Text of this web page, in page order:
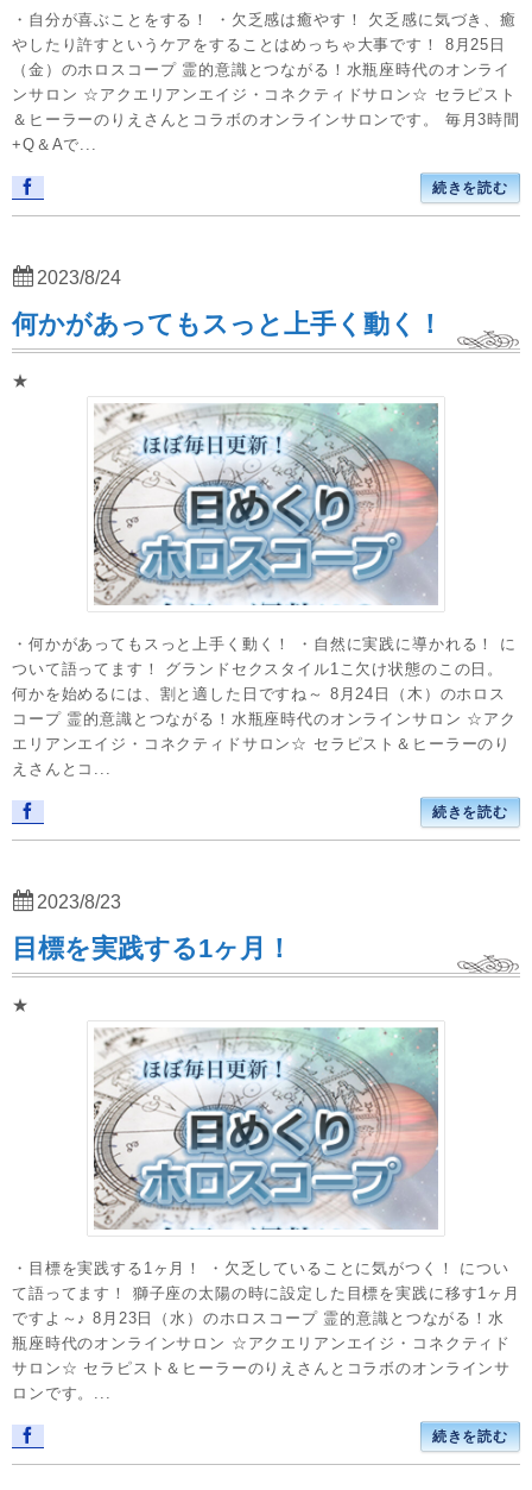
・自分が喜ぶことをする！ ・欠乏感は癒やす！ 欠乏感に気づき、癒
やしたり許すというケアをすることはめっちゃ大事です！ 8月25日
（金）のホロスコープ 霊的意識とつながる！水瓶座時代のオンライ
ンサロン ☆アクエリアンエイジ・コネクティドサロン☆ セラピスト
＆ヒーラーのりえさんとコラボのオンラインサロンです。 毎月3時間
+Q＆Aで...
続きを読む
何かがあってもスっと上手く動く！
★
・何かがあってもスっと上手く動く！ ・自然に実践に導かれる！ に
ついて語ってます！ グランドセクスタイル1こ欠け状態のこの日。
何かを始めるには、割と適した日ですね～ 8月24日（木）のホロス
コープ 霊的意識とつながる！水瓶座時代のオンラインサロン ☆アク
エリアンエイジ・コネクティドサロン☆ セラピスト＆ヒーラーのり
えさんとコ...
続きを読む
2023/8/24
目標を実践する1ヶ月！
★
・目標を実践する1ヶ月！ ・欠乏していることに気がつく！ につい
て語ってます！ 獅子座の太陽の時に設定した目標を実践に移す1ヶ月
ですよ～♪ 8月23日（水）のホロスコープ 霊的意識とつながる！水
瓶座時代のオンラインサロン ☆アクエリアンエイジ・コネクティド
サロン☆ セラピスト＆ヒーラーのりえさんとコラボのオンラインサ
ロンです。...
続きを読む
2023/8/23